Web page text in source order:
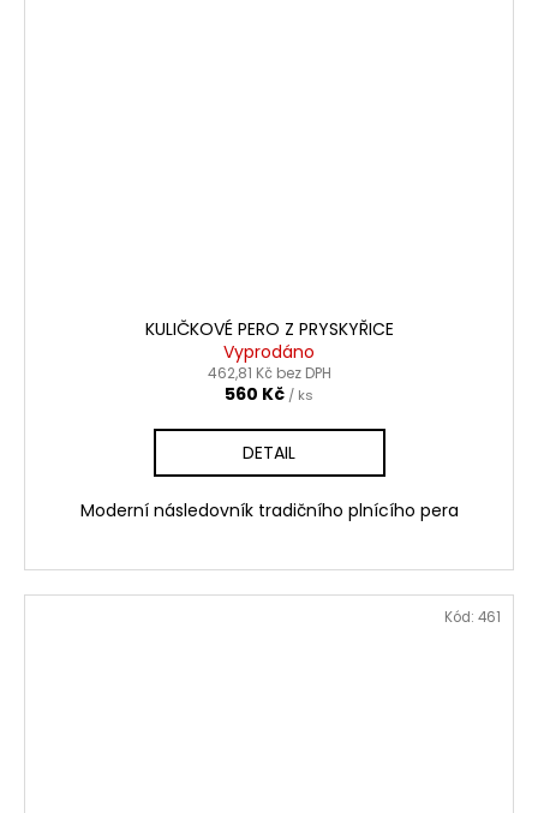
KULIČKOVÉ PERO Z PRYSKYŘICE
Vyprodáno
462,81 Kč bez DPH
560 Kč / ks
DETAIL
Moderní následovník tradičního plnícího pera
Kód: 461